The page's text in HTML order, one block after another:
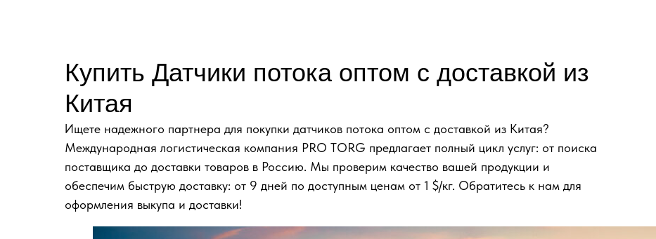
Купить Датчики потока оптом с доставкой из
Китая
Ищете надежного партнера для покупки датчиков потока оптом с доставкой из Китая?
Международная логистическая компания PRO TORG предлагает полный цикл услуг: от поиска
поставщика до доставки товаров в Россию. Мы проверим качество вашей продукции и
обеспечим быструю доставку: от 9 дней по доступным ценам от 1 $/кг. Обратитесь к нам для
оформления выкупа и доставки!